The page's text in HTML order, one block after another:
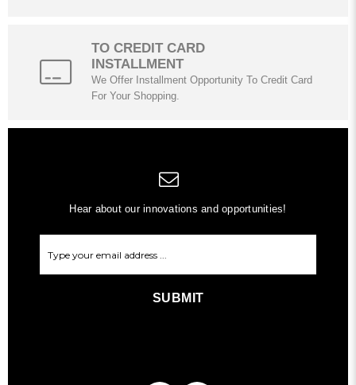
TO CREDIT CARD
INSTALLMENT
We Offer Installment Opportunity To Credit Card
For Your Shopping.
Hear about our innovations and opportunities!
SUBMIT